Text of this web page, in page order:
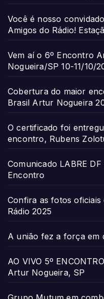
Você é nosso
Amigos do Rádio!
Vem aí o 6º Encontro
Nogueira/SP 10-11/10/
Cobertura do maior
Brasil Artur Nogueira
O certificado foi
encontro, Rubens
Comunicado LABRE
Encontro
Confira as fotos
Rádio 2025
A união fez a força em
AO VIVO 5º
Artur Nogueira, SP